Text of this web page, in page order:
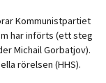
Kommunistpartiet
har införts (ett steg
Michail Gorbatjov).
rörelsen (HHS).